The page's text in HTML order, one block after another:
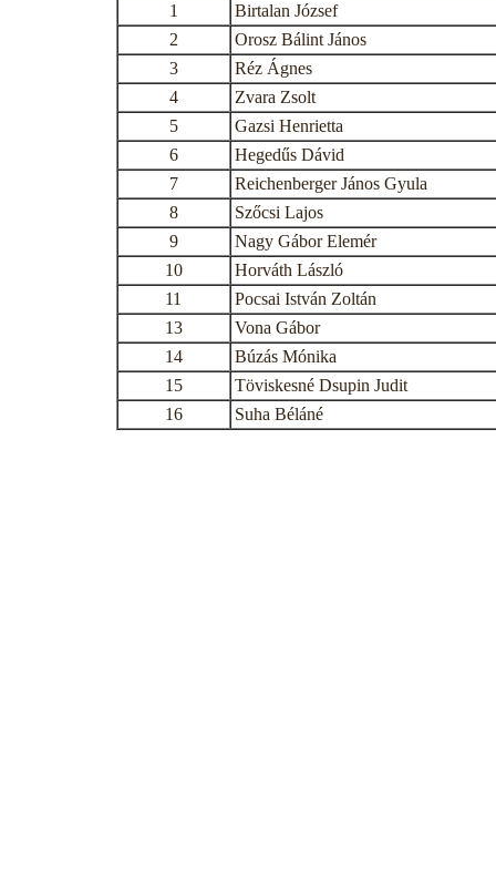
1
Birtalan József
2
Orosz Bálint János
3
Réz Ágnes
4
Zvara Zsolt
5
Gazsi Henrietta
6
Hegedűs Dávid
7
Reichenberger János Gyula
8
Szőcsi Lajos
9
Nagy Gábor Elemér
10
Horváth László
11
Pocsai István Zoltán
13
Vona Gábor
14
Búzás Mónika
15
Töviskesné Dsupin Judit
16
Suha Béláné